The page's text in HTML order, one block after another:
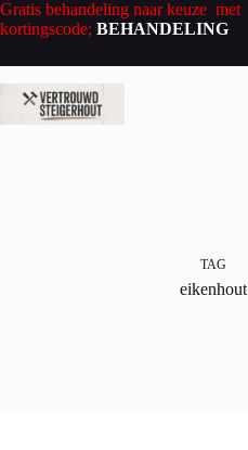
Ga
naar
inhoud
Gratis behandeling naar keuze met
kortingscode; BEHANDELING
TAG
eikenhout